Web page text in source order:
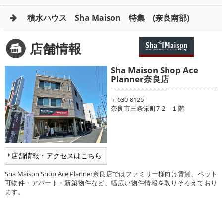
積水ハウス Sha Maison 特集 (奈良南部)
店舗情報
店舗情報・アクセスはこちら
Sha Maison Shop Ace
Planner奈良店
〒630-8126
奈良市三条栄町7-2 １階
Sha Maison Shop Ace Planner奈良店ではファミリー様向け賃貸、ペット
可物件・アパート・新築物件など、幅広い物件情報を取りそろえており
ます。